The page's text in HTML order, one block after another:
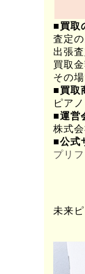
■買取
査定
出張
買取
その
■買取
ピア
■運営
株式
■公式
プリフ
未来